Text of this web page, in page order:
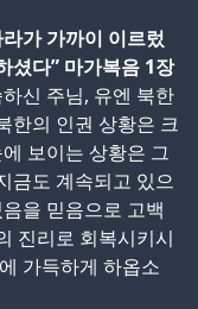
가 가까이 이르렀
셨다” 마가복음 1장
신 주님, 유엔 북한
한의 인권 상황은 크
보이는 상황은 그
금도 계속되고 있으
을 믿음으로 고백
진리로 회복시키시
가득하게 하옵소